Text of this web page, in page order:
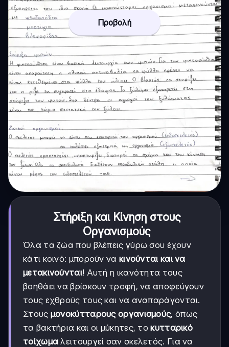
Προβολή
Στήριξη και Κίνηση στους
Οργανισμούς
Όλα τα ζώα που βλέπεις γύρω σου έχουν
κάτι κοινό: μπορούν να κινούνται και να
μετακινούνται! Αυτή η ικανότητα τους
βοηθάει να βρίσκουν τροφή, να αποφεύγουν
τους εχθρούς τους και να αναπαράγονται.
Στους μονοκύτταρους οργανισμούς, όπως
τα βακτήρια και οι μύκητες, τοκυτταρικό
τοίχωμα λειτουργεί σαν σκελετός. Για να